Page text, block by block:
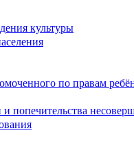
культуры
по правам
попечительства